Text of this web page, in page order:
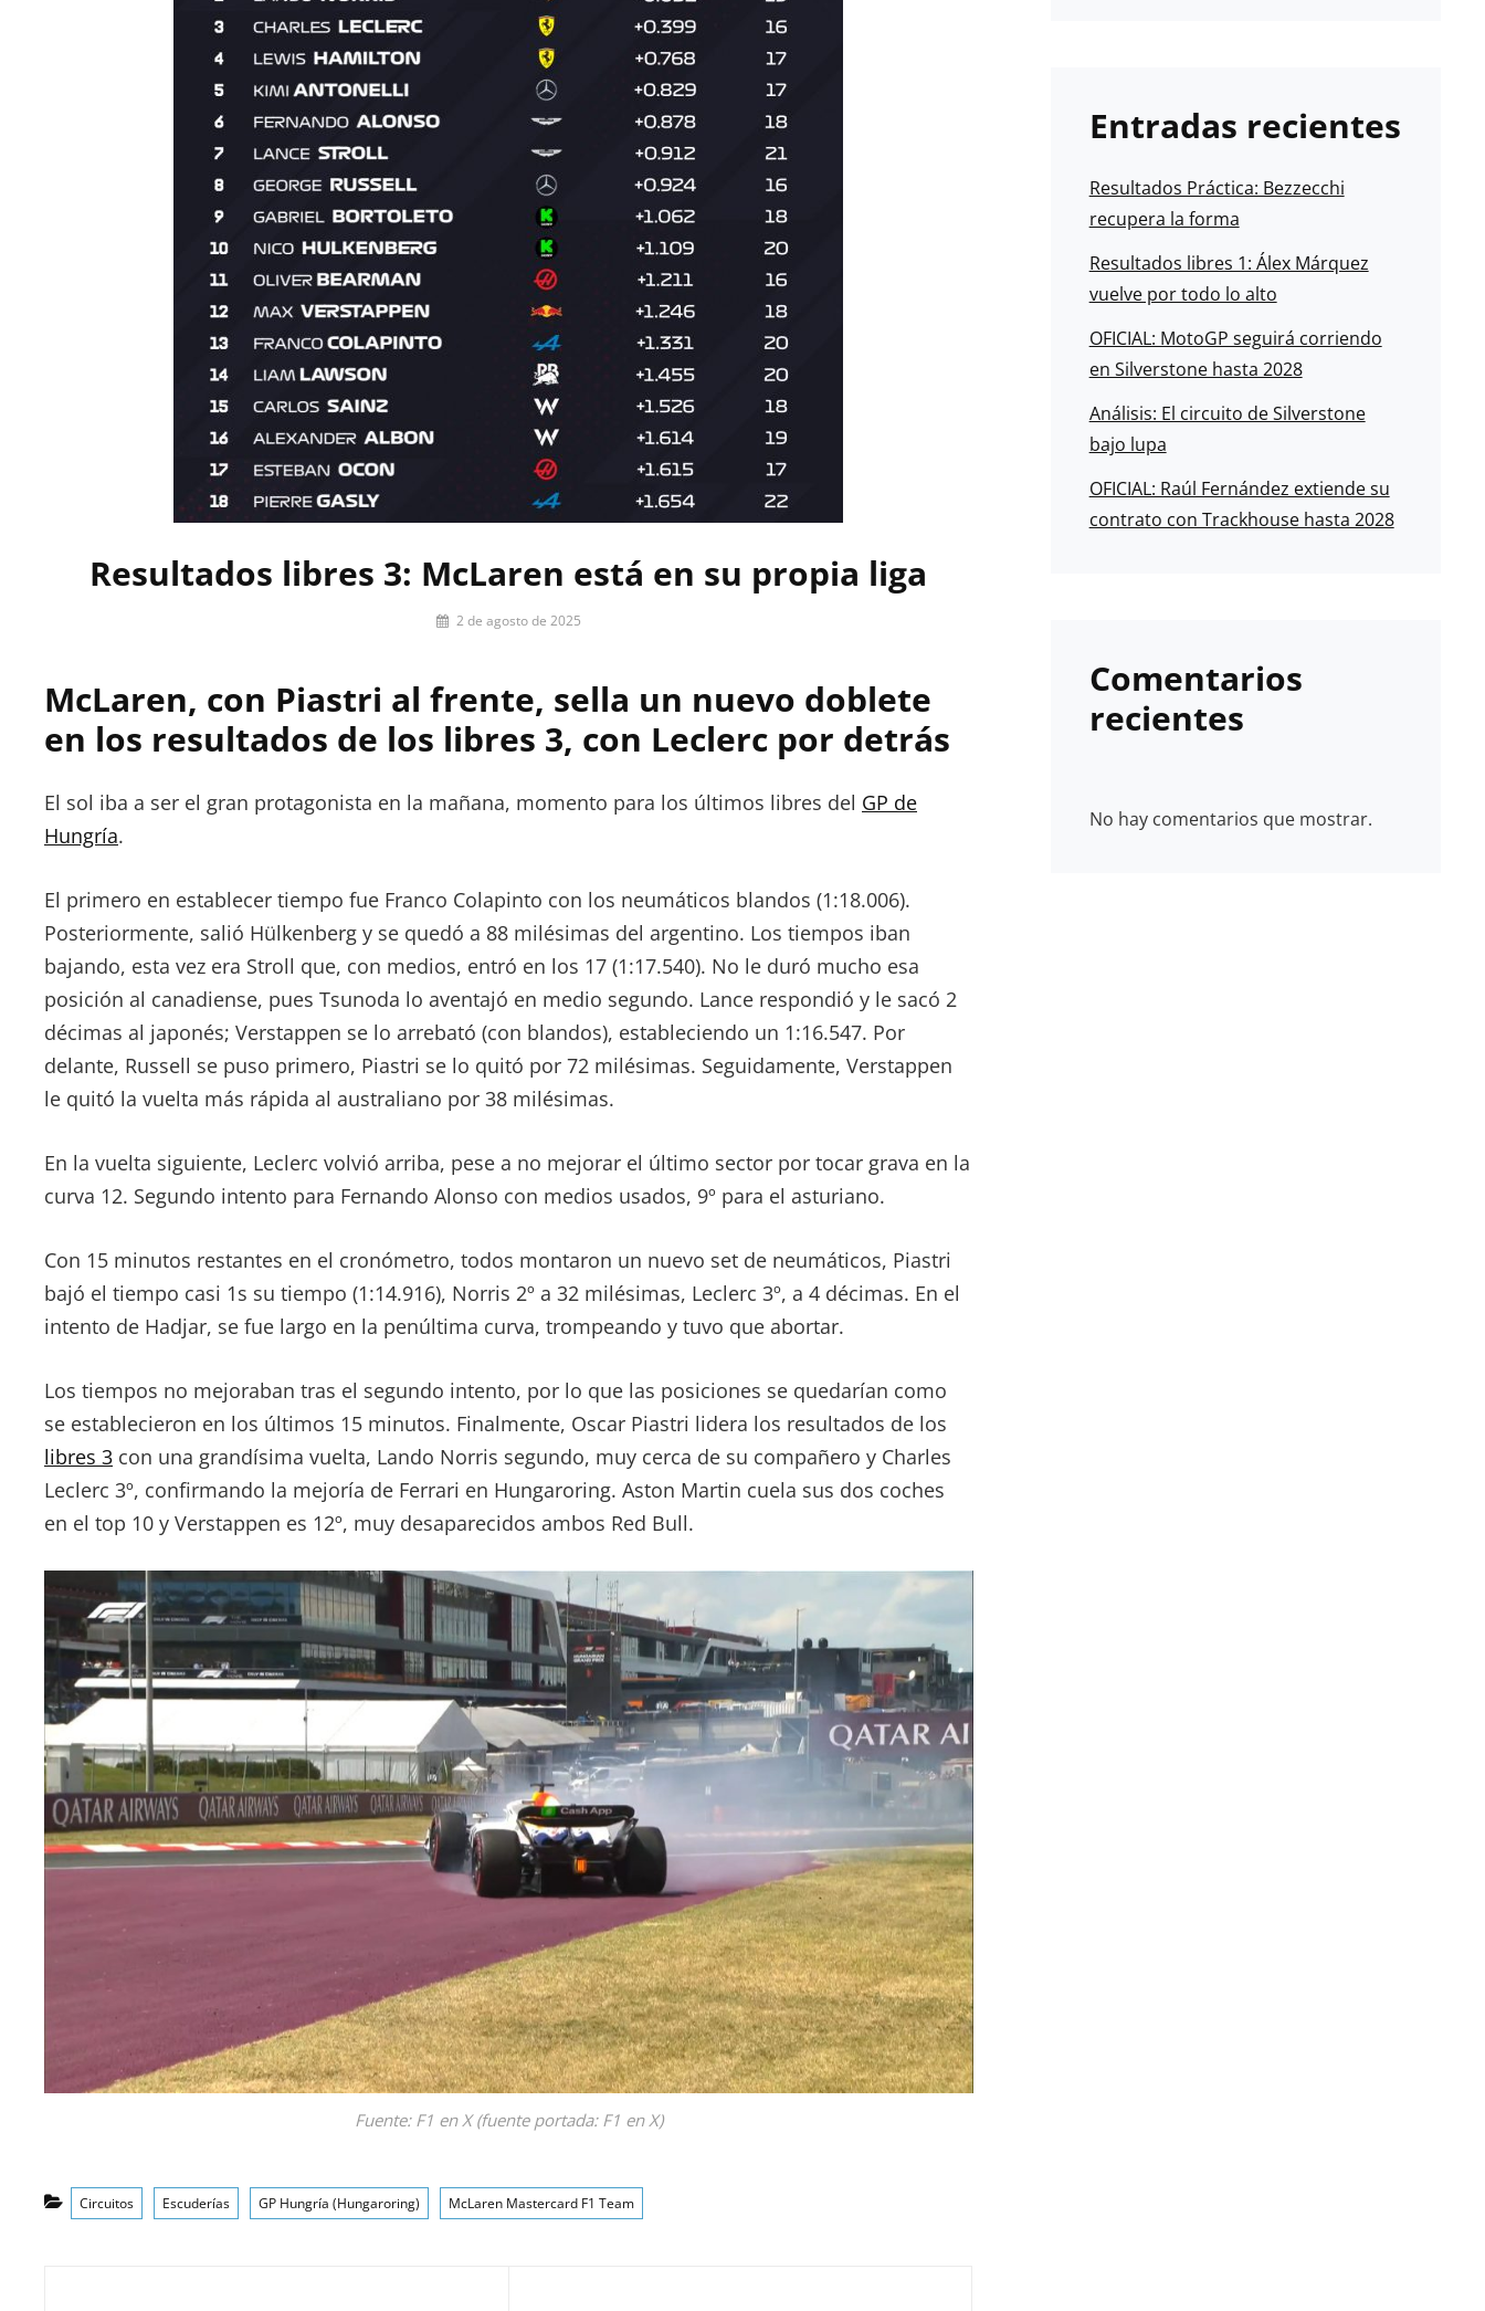
Resultados libres 3: McLaren está en su propia liga
Por
Paquet
2 de agosto de 2025
McLaren, con Piastri al frente, sella un nuevo doblete
en los resultados de los libres 3, con Leclerc por detrás
El sol iba a ser el gran protagonista en la mañana, momento para los últimos libres del GP de
Hungría.
El primero en establecer tiempo fue Franco Colapinto con los neumáticos blandos (1:18.006).
Posteriormente, salió Hülkenberg y se quedó a 88 milésimas del argentino. Los tiempos iban
bajando, esta vez era Stroll que, con medios, entró en los 17 (1:17.540). No le duró mucho esa
posición al canadiense, pues Tsunoda lo aventajó en medio segundo. Lance respondió y le sacó 2
décimas al japonés; Verstappen se lo arrebató (con blandos), estableciendo un 1:16.547. Por
delante, Russell se puso primero, Piastri se lo quitó por 72 milésimas. Seguidamente, Verstappen
le quitó la vuelta más rápida al australiano por 38 milésimas.
En la vuelta siguiente, Leclerc volvió arriba, pese a no mejorar el último sector por tocar grava en la
curva 12. Segundo intento para Fernando Alonso con medios usados, 9º para el asturiano.
Con 15 minutos restantes en el cronómetro, todos montaron un nuevo set de neumáticos, Piastri
bajó el tiempo casi 1s su tiempo (1:14.916), Norris 2º a 32 milésimas, Leclerc 3º, a 4 décimas. En el
intento de Hadjar, se fue largo en la penúltima curva, trompeando y tuvo que abortar.
Los tiempos no mejoraban tras el segundo intento, por lo que las posiciones se quedarían como
se establecieron en los últimos 15 minutos. Finalmente, Oscar Piastri lidera los resultados de los
libres 3 con una grandísima vuelta, Lando Norris segundo, muy cerca de su compañero y Charles
Leclerc 3º, confirmando la mejoría de Ferrari en Hungaroring. Aston Martin cuela sus dos coches
en el top 10 y Verstappen es 12º, muy desaparecidos ambos Red Bull.
Fuente: F1 en X (fuente portada: F1 en X)
Categorías
Circuitos Escuderías GP Hungría (Hungaroring) McLaren Mastercard F1 Team
Entradas recientes
Resultados Práctica: Bezzecchi
recupera la forma
Resultados libres 1: Álex Márquez
vuelve por todo lo alto
OFICIAL: MotoGP seguirá corriendo
en Silverstone hasta 2028
Análisis: El circuito de Silverstone
bajo lupa
OFICIAL: Raúl Fernández extiende su
contrato con Trackhouse hasta 2028
Comentarios
recientes
No hay comentarios que mostrar.